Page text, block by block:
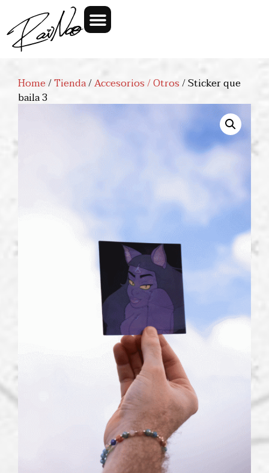
Home/Tienda/Accesorios / Otros/ Sticker que
baila 3